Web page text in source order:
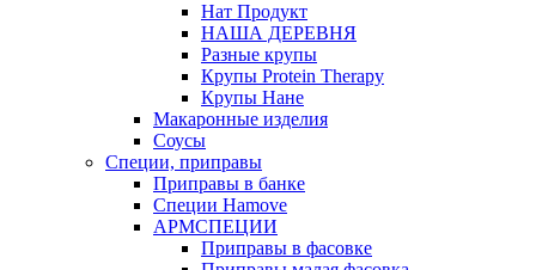
Нат Продукт
НАША ДЕРЕВНЯ
Разные крупы
Крупы Protein Therapy
Крупы Нане
Макаронные изделия
Соусы
Специи, приправы
Приправы в банке
Специи Hamove
АРМСПЕЦИИ
Приправы в фасовке